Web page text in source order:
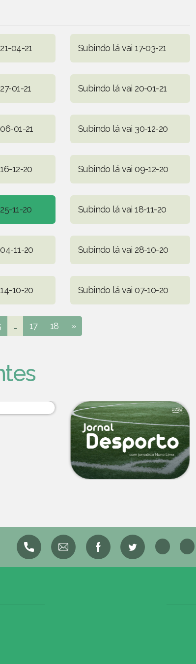
04-21 Subindo lá vai 17-03-21
01-21 Subindo lá vai 20-01-21
01-21 Subindo lá vai 30-12-20
12-20 Subindo lá vai 09-12-20
11-20 Subindo lá vai 18-11-20
11-20 Subindo lá vai 28-10-20
10-20 Subindo lá vai 07-10-20
... 17 18 »